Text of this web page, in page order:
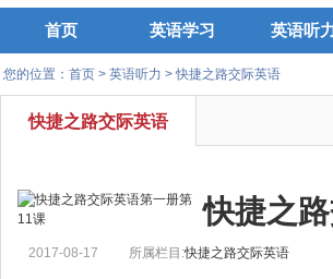
首页 英语学习 英语听
您的位置： 首页 > 英语听力 >快捷之路交际英语
快捷之路交际英语
快捷之
2017-08-17 所属栏目:快捷之路交际英语